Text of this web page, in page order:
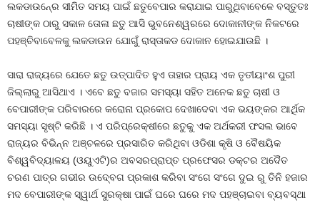
ଲକଡାଉନ୍‍ରେ ସୀମିତ ସମୟ ପାଇଁ ଛତୁବେପାର କରାଯାଇ ପାରୁଥିବାବେଳେ ବସ୍ତୁତଃ
ଚାଷୀଙ୍କ ଠାରୁ ସକାଳ ତୋଳା ଛତୁ ଆସି ଭୁବନେଶ୍ୱରରେ ଦୋକାନୀଙ୍କ ନିକଟରେ
ପହଞ୍ଚିବାବେଳକୁ ଲକଡାଉନ ଯୋଗୁଁ ରାସ୍ତାକଡ ଦୋକାନ ହୋଇଯାଉଛି ।
ସାରା ରାଜ୍ୟରେ ଯେତେ ଛତୁ ଉତ୍ପାଦିତ ହୁଏ ତାହାର ପ୍ରାୟ ଏକ ତୃତୀୟାଂଶ ପୁରୀ
ଜିଲ୍ଲାରୁ ଆସିଥାଏ । ଏବେ ଛତୁ ବଜାର ସମସ୍ୟା ସହିତ ଅନେକ ଛତୁ ଚାଷୀ ଓ
ବେପାରୀଙ୍କ ପରିବାରରେ କରୋନା ପ୍ରକୋପ ଦେଖାଦେବା ଏକ ଭୟଙ୍କର ଆର୍ଥିକ
ସମସ୍ୟା ସୃଷ୍ଟି କରିଛି । ଏ ପରିପ୍ରେକ୍ଷୀରେ ଛତୁକୁ ଏକ ଅର୍ଥକରୀ ଫସଲ ଭାବେ
ରାଜ୍ୟର ବିଭିନ୍ନ ଅଞ୍ଚଳରେ ପ୍ରସାରିତ କରିଥିବା ଓଡିଶା କୃଷି ଓ ବୈଷୟିକ
ବିଶ୍ୱବିଦ୍ୟାଳୟ (ଓୟୁଏଟି)ର ଅବସରପ୍ରାପ୍ତ ପ୍ରଫେସର ଡକ୍ଟର ଅଦୈତ
ଚରଣ ପାତ୍ର ଗଭୀର ଉଦ୍‍ବେଗ ପ୍ରକାଶ କରିବା ସଂଗେ ସଂଗେ ଦୁଇ ରୁ ତିନି ହଜାର
ମଦ ବେପାରୀଙ୍କ ସ୍ୱାର୍ଥ ସୁରକ୍ଷା ପାଇଁ ଘରେ ଘରେ ମଦ ପହଞ୍ଚାଇବା ବ୍ୟବସ୍ଥା